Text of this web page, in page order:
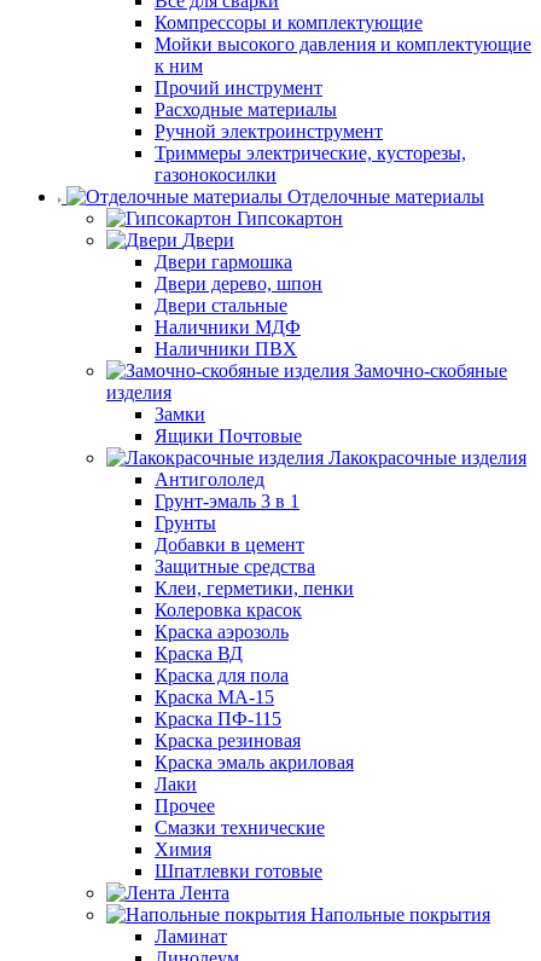
Компрессоры и комплектующие
Мойки высокого давления и комплектующие
к ним
Прочий инструмент
Расходные материалы
Ручной электроинструмент
Триммеры электрические, кусторезы,
газонокосилки
Отделочные материалы
Гипсокартон
Двери
Двери гармошка
Двери дерево, шпон
Двери стальные
Наличники МДФ
Наличники ПВХ
Замочно-скобяные
изделия
Замки
Ящики Почтовые
Лакокрасочные изделия
Антигололед
Грунт-эмаль 3 в 1
Грунты
Добавки в цемент
Защитные средства
Клеи, герметики, пенки
Колеровка красок
Краска аэрозоль
Краска ВД
Краска для пола
Краска МА-15
Краска ПФ-115
Краска резиновая
Краска эмаль акриловая
Лаки
Прочее
Смазки технические
Химия
Шпатлевки готовые
Лента
Напольные покрытия
Ламинат